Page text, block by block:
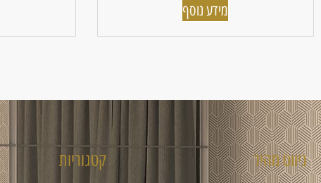
מידע נוסף
ניווט מהיר קטגוריות